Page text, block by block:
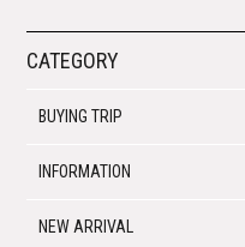
CATEGORY
BUYING TRIP
INFORMATION
NEW ARRIVAL